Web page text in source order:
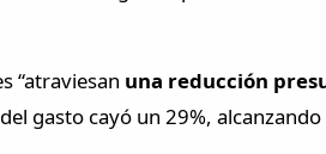
“atraviesan una reducción
gasto cayó un 29%,